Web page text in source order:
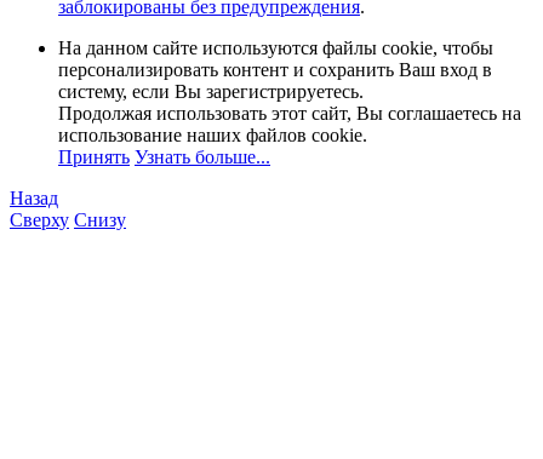
заблокированы без предупреждения.
На данном сайте используются файлы cookie, чтобы
персонализировать контент и сохранить Ваш вход в
систему, если Вы зарегистрируетесь.
Продолжая использовать этот сайт, Вы соглашаетесь на
использование наших файлов cookie.
Принять Узнать больше...
Назад
Сверху Снизу